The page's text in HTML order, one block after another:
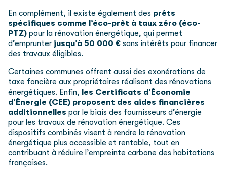
En complément, il existe également des prêts
spécifiques comme l’éco-prêt à taux zéro (éco-
PTZ) pour la rénovation énergétique, qui permet
d’emprunter jusqu’à 50 000 € sans intérêts pour financer
des travaux éligibles.
Certaines communes offrent aussi des exonérations de
taxe foncière aux propriétaires réalisant des rénovations
énergétiques. Enfin, les Certificats d’Économie
d’Énergie (CEE) proposent des aides financières
additionnelles par le biais des fournisseurs d’énergie
pour les travaux de rénovation énergétique. Ces
dispositifs combinés visent à rendre la rénovation
énergétique plus accessible et rentable, tout en
contribuant à réduire l’empreinte carbone des habitations
françaises.